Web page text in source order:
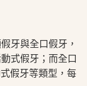
牙與全口假牙，
式假牙；而全口
假牙等類型，每